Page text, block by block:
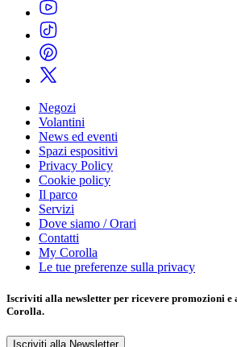
Negozi
Volantini
News ed eventi
Spazi espositivi
Privacy Policy
Cookie policy
Il parco
Servizi
Dove siamo / Orari
Contatti
My Corolla
Le tue preferenze sulla privacy
Iscriviti alla newsletter per ricevere promozioni e
Corolla.
Iscriviti alla Newsletter